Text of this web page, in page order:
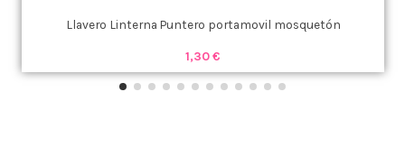
Llavero Linterna Puntero portamovil mosquetón
1,30 €